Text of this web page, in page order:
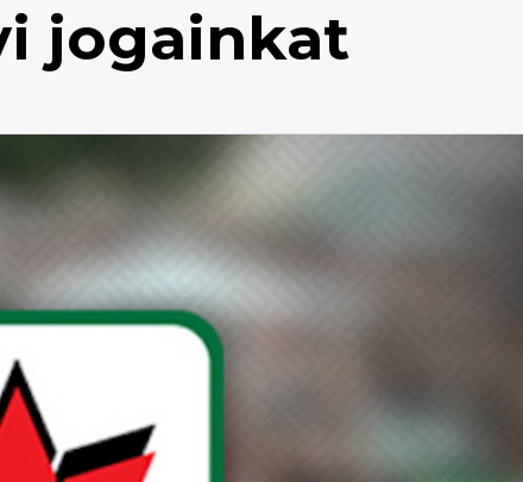
jogainkat